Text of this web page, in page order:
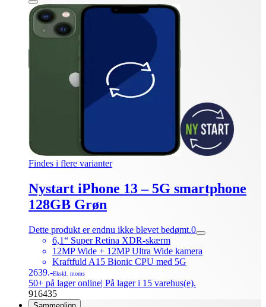
Findes i flere varianter
Nystart iPhone 13 – 5G smartphone
128GB Grøn
Dette produkt er endnu ikke blevet bedømt.0
6,1“ Super Retina XDR-skærm
12MP Wide + 12MP Ultra Wide kamera
Kraftfuld A15 Bionic CPU med 5G
2639.-Ekskl. moms
50+ på lager online| På lager i 15 varehus(e).
916435